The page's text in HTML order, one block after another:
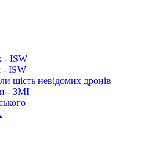
- ISW
шість невідомих дронів
- ЗМІ